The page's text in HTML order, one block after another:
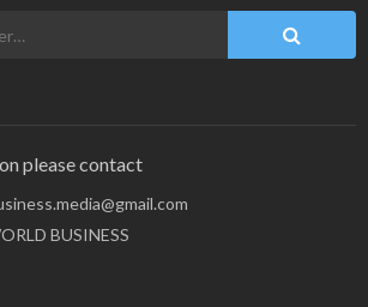
please contact
BUSINESS